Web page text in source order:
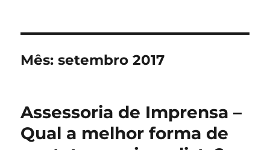
Mês:setembro 2017
Assessoria de Imprensa –
Qual a melhor forma de